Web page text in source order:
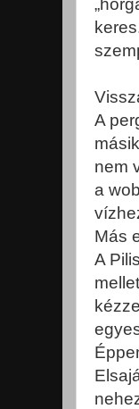
A
nem
a
Más
A